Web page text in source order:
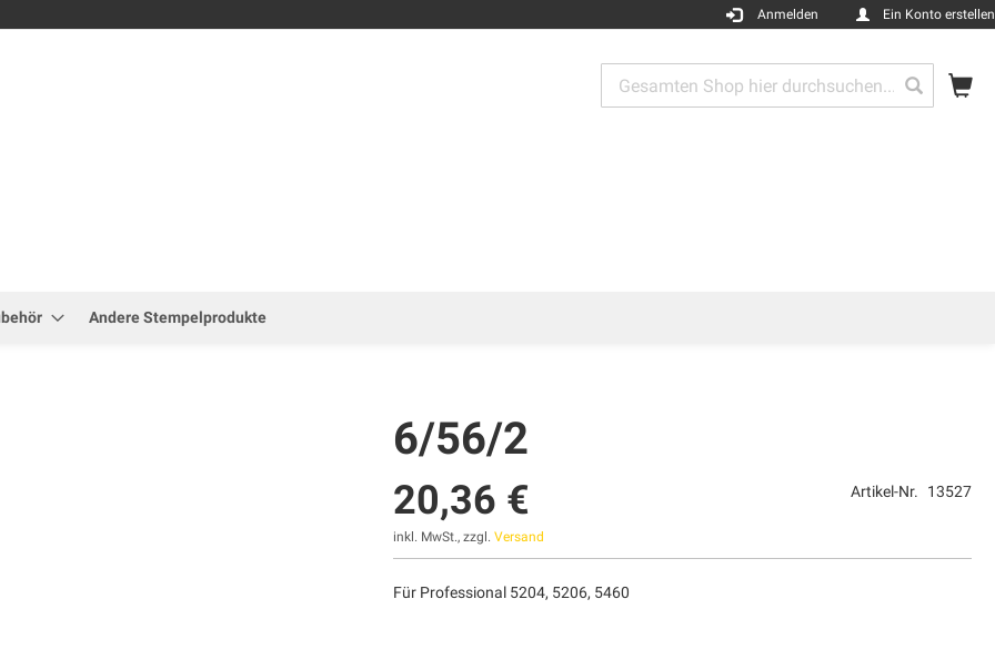
Anmelden Ein Konto erstellen
Search
Andere Stempelprodukte
6/56/2
20,36 €
inkl. MwSt., zzgl.Versand
Artikel-Nr. 13527
Für Professional 5204, 5206, 5460